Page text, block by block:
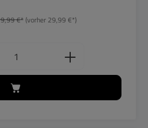
€*(vorher 29,99 €*)
Gib den